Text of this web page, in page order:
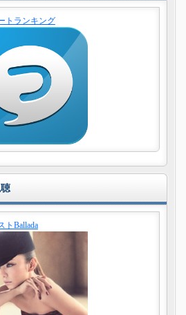
トランキング
Ballada